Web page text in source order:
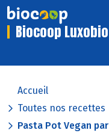
Biocoop Luxobio
Accueil
Toutes nos recettes
Pasta Pot Vegan